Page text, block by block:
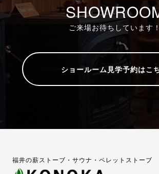
ご来場お待ちしています！
ショールーム見学予約はこ
福井の薪ストーブ・サウナ・ペレットストーブ